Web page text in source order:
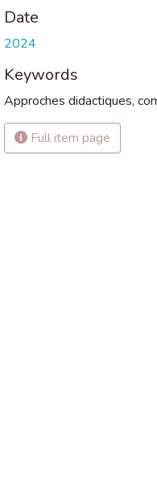
Date
2024
Keywords
Approches didactiques,
Full item page